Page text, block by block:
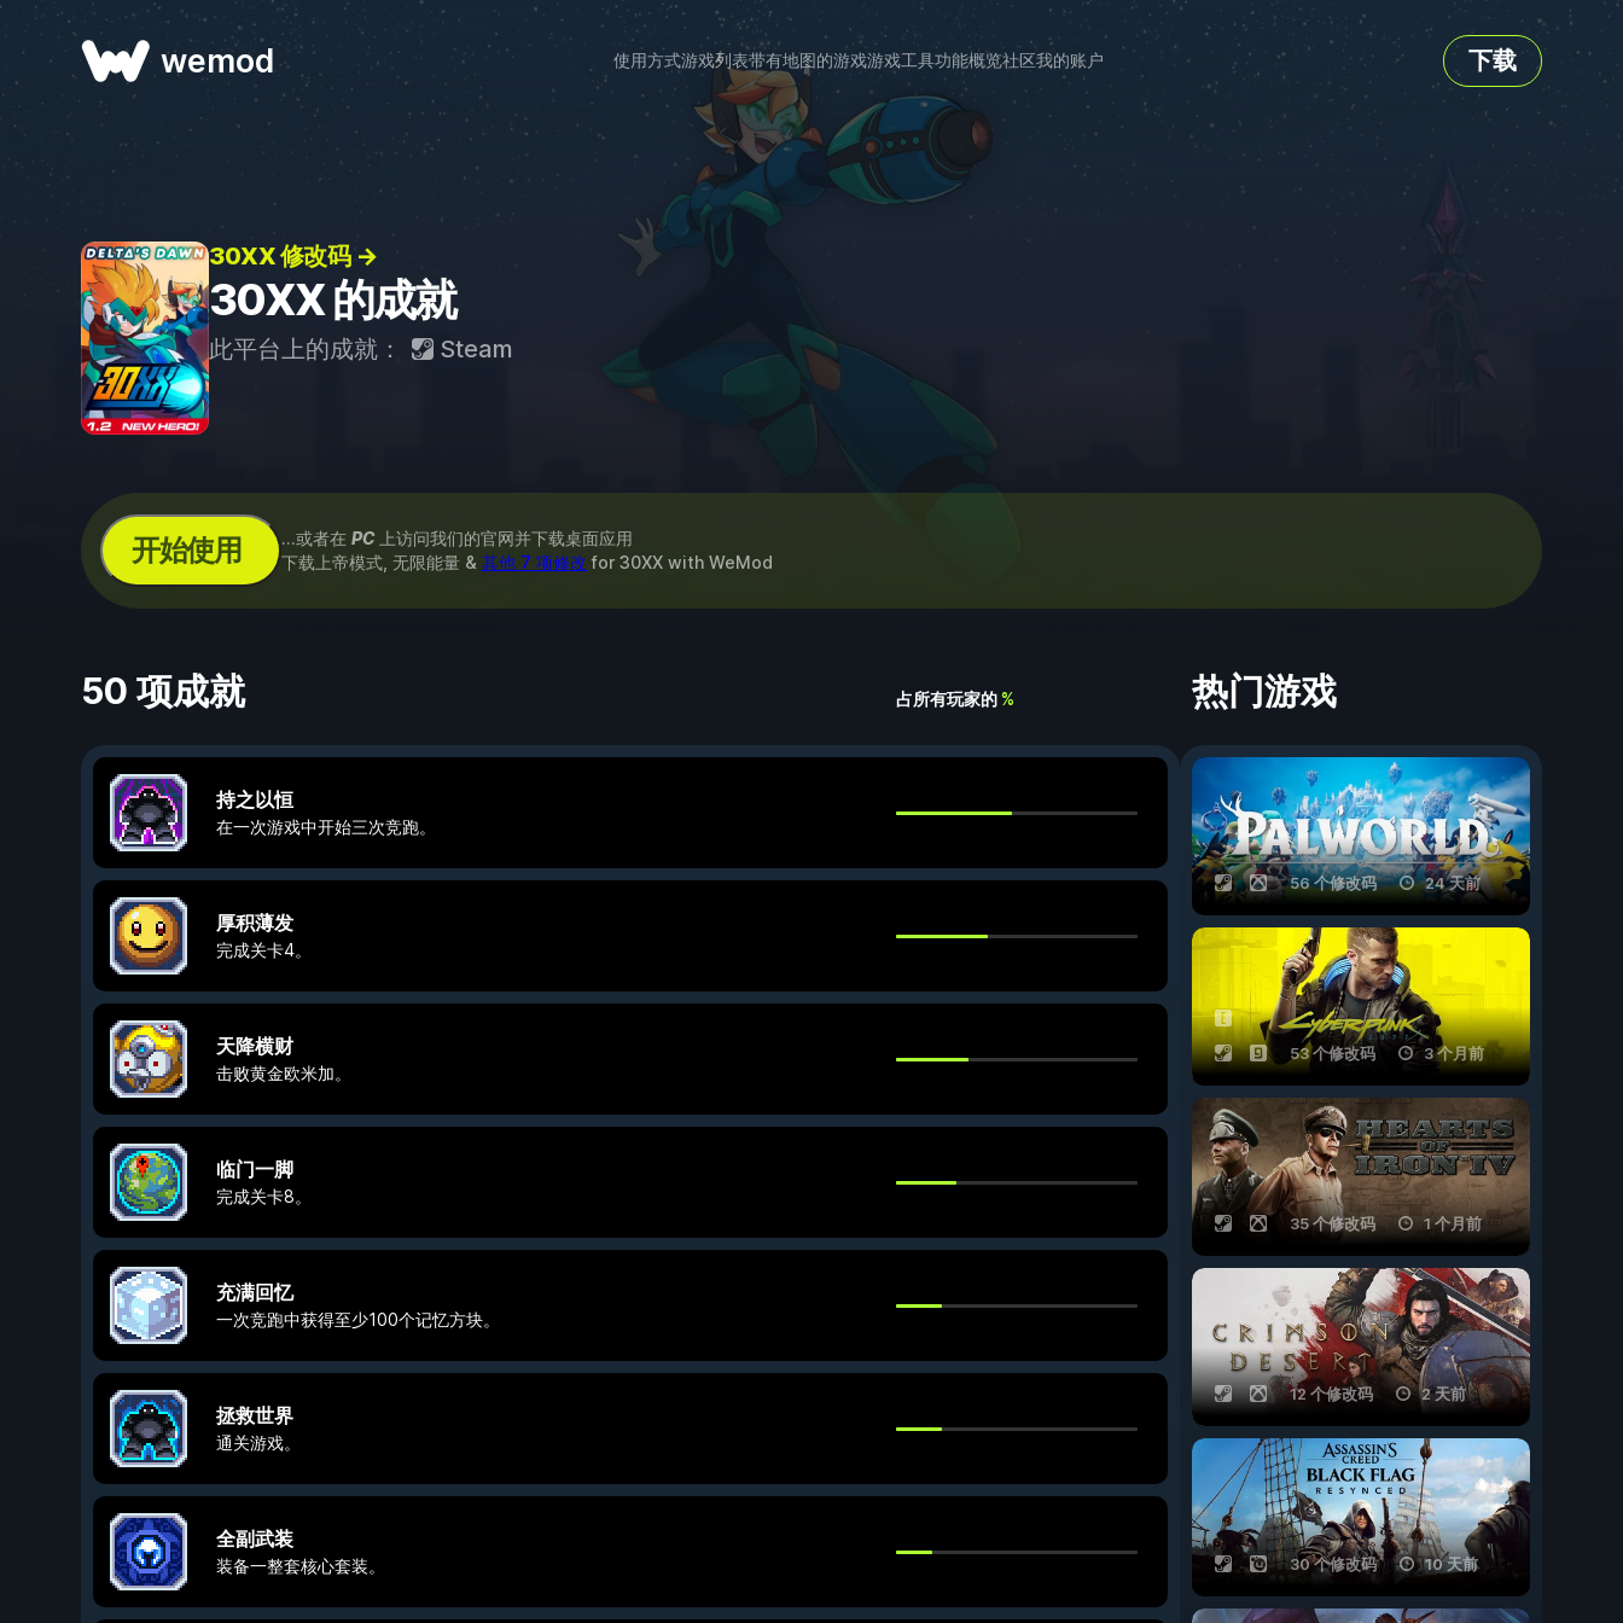
wemod 使用方式游戏列表带有地图的游戏游戏工具功能概览社区我的账户 下载
30XX 修改码 →
30XX 的成就
此平台上的成就： Steam
开始使用 ...或者在 PC上访问我们的官网并下载桌面应用
下载上帝模式, 无限能量 & 其他 7 项修改 for 30XX with WeMod
50 项成就 占所有玩家的%
持之以恒
在一次游戏中开始三次竞跑。
厚积薄发
完成关卡4。
天降横财
击败黄金欧米加。
临门一脚
完成关卡8。
充满回忆
一次竞跑中获得至少100个记忆方块。
拯救世界
通关游戏。
全副武装
装备一整套核心套装。
热门游戏
56 个修改码 24 天前
53 个修改码 3 个月前
35 个修改码 1 个月前
12 个修改码 2 天前
30 个修改码 10 天前